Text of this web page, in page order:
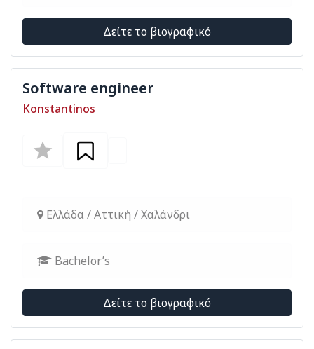
Δείτε το βιογραφικό
Software engineer
Konstantinos
Ελλάδα / Αττική / Χαλάνδρι
Bachelor’s
Δείτε το βιογραφικό